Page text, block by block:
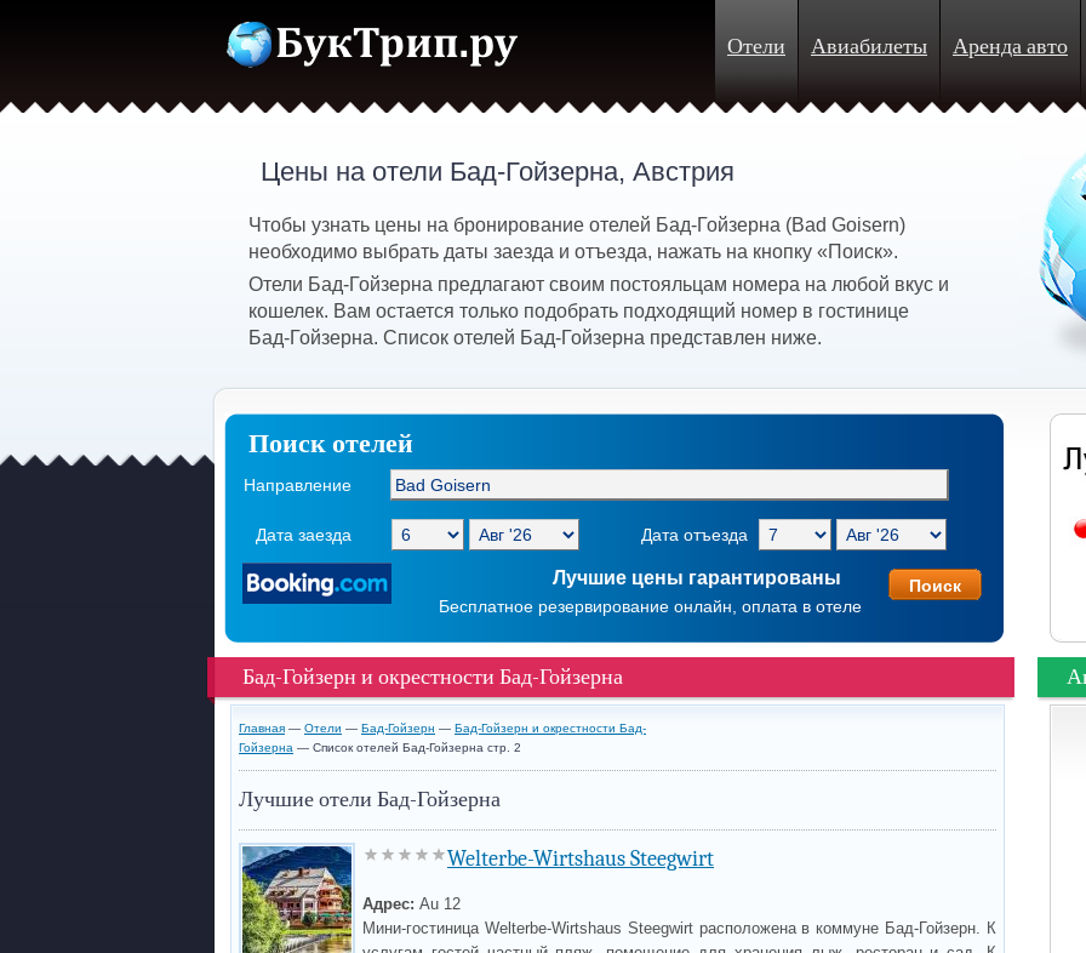
Отели Авиабилеты Аренда авто
Цены на отели Бад-Гойзерна, Австрия
Чтобы узнать цены на бронирование отелей Бад-Гойзерна (Bad Goisern)
необходимо выбрать даты заезда и отъезда, нажать на кнопку «Поиск».
Отели Бад-Гойзерна предлагают своим постояльцам номера на любой вкус и
кошелек. Вам остается только подобрать подходящий номер в гостинице
Бад-Гойзерна. Список отелей Бад-Гойзерна представлен ниже.
Поиск отелей
Направление
Дата заезда Дата отъезда
Лучшие цены гарантированы
Бесплатное резервирование онлайн, оплата в отеле
Бад-Гойзерн и окрестности Бад-Гойзерна
Главная — Отели — Бад-Гойзерн — Бад-Гойзерн и окрестности Бад-
Гойзерна — Список отелей Бад-Гойзерна стр. 2
Лучшие отели Бад-Гойзерна
Welterbe-Wirtshaus Steegwirt
Адрес: Au 12
Мини-гостиница Welterbe-Wirtshaus Steegwirt расположена в коммуне Бад-Гойзерн. К